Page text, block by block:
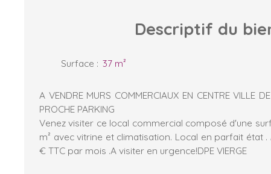
Descriptif du
Surface : 37 m²
A VENDRE MURS COMMERCIAUX EN CENTRE VILLE
PROCHE PARKING
Venez visiter ce local commercial composé d'une
m² avec vitrine et climatisation. Local en parfait état
€ TTC par mois .A visiter en urgence!DPE VIERGE